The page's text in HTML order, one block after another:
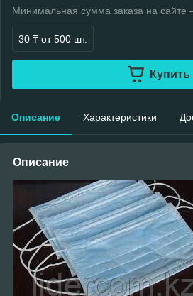
Минимальная сумма заказа на
30 ₸ от 500 шт.
Купить
Описание Характеристики
Описание